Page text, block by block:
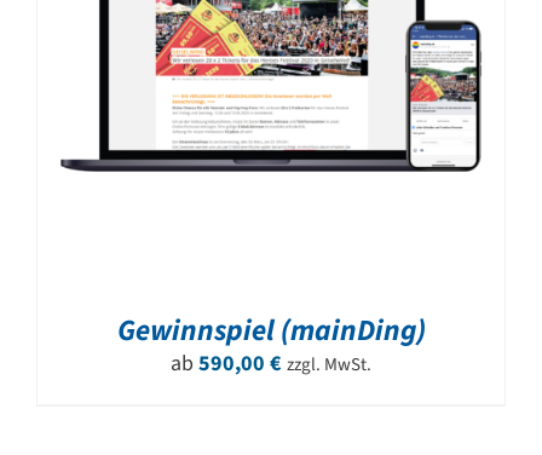
Gewinnspiel (mainDing)
ab 590,00 € zzgl. MwSt.